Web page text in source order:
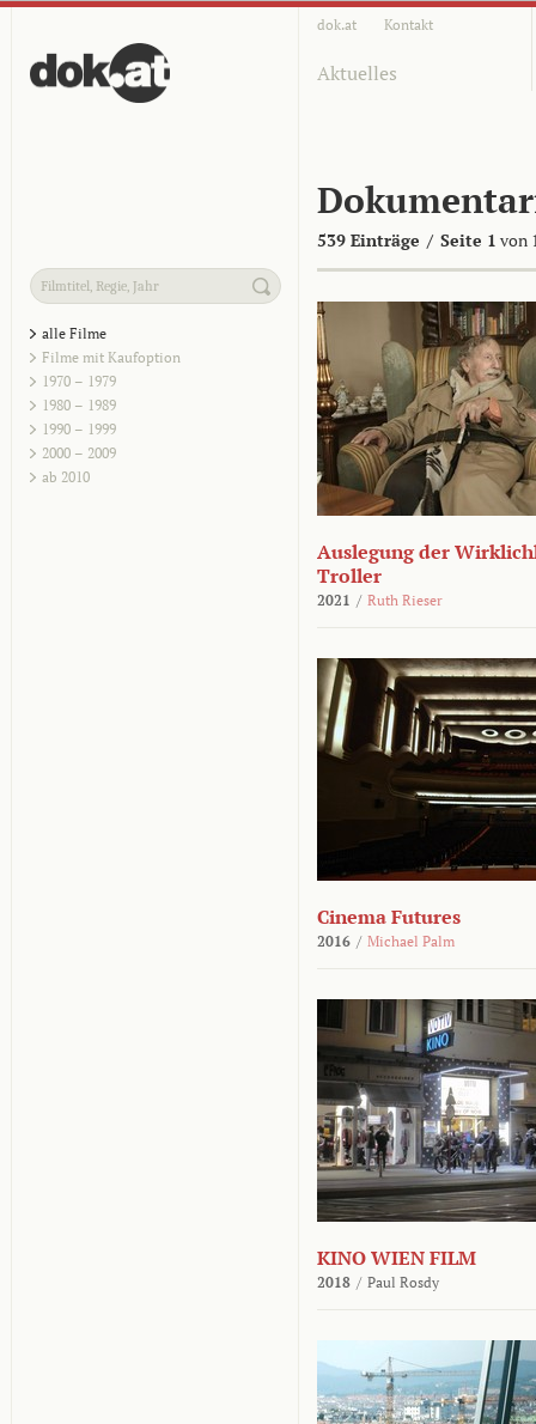
dok.at Kontakt
Aktuelles
539 Einträge / Seite 1 von
alle Filme
Filme mit Kaufoption
1970 – 1979
1980 – 1989
1990 – 1999
2000 – 2009
ab 2010
Auslegung der
Troller
2021 / Ruth Rieser
Cinema Futures
2016 / Michael Palm
KINO WIEN FILM
2018 / Paul Rosdy